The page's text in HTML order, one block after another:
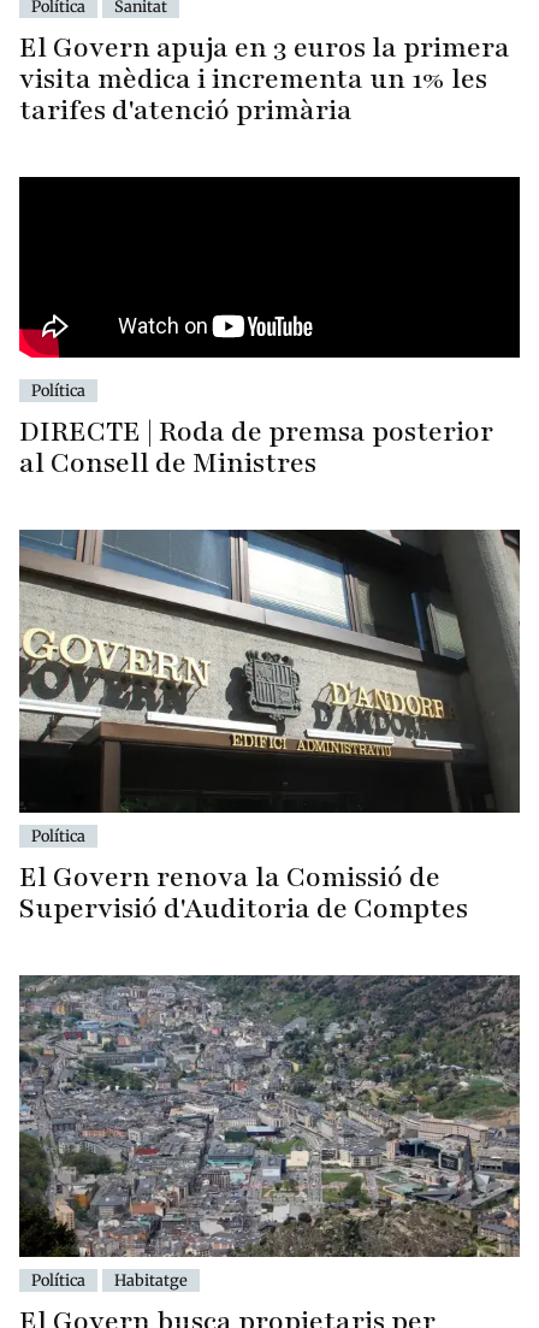
Política Sanitat
El Govern apuja en 3 euros la primera
visita mèdica i incrementa un 1% les
tarifes d'atenció primària
Política
DIRECTE | Roda de premsa posterior
al Consell de Ministres
Política
El Govern renova la Comissió de
Supervisió d'Auditoria de Comptes
Política Habitatge